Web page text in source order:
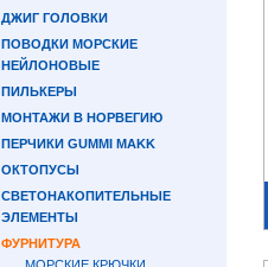
ДЖИГ ГОЛОВКИ
ПОВОДКИ МОРСКИЕ
НЕЙЛОНОВЫЕ
ПИЛЬКЕРЫ
МОНТАЖИ В НОРВЕГИЮ
ПЕРЧИКИ GUMMI MAKK
ОКТОПУСЫ
СВЕТОНАКОПИТЕЛЬНЫЕ
ЭЛЕМЕНТЫ
ФУРНИТУРА